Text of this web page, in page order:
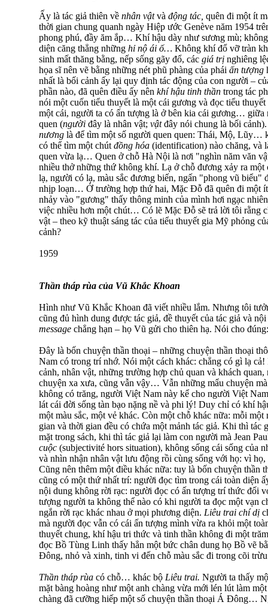
Ấy là tác giả thiên về nhân vậtvà động tác, quên đi một ít
thời gian chung quanh ngày Hiệp ước Genève năm 1954
phong phú, đầy ăm ắp… Khí hậu dày như sương mù;
diện căng thẳng những hỉ nộ ái ố… Không khí đổ vỡ tràn
sinh mất thăng bằng, nếp sống gãy đổ, các giá trị nghiêng
họa sĩ nên vẽ bằng những nét phũ phàng của phái ấn tượng
nhất là bối cảnh ấy lại quy định tác động của con người –
phần nào, đã quên điều ấy nên khí hậu tinh thần trong tác
nói một cuốn tiểu thuyết là một cái gương và đọc tiểu
một cái, người ta có ấn tượng là ở bên kia cái gương…
quen (người đây là nhân vật; vậtđây nói chung là bối
nương là để tìm một số người quen quen: Thái, Mộ, Lũy…
có thể tìm một chút đồng hóa (identification) nào chăng, và
quen vừa lạ… Quen ở chỗ Hà Nội là nơi "nghìn năm văn
nhiều thở những thứ không khí. Lạ ở chỗ đương xảy ra một
lạ, người có lạ, màu sắc đương biến, ngấn "phong vũ biểu"
nhịp loạn… Ở trường hợp thứ hai, Mặc Đỗ đã quên đi một
nhảy vào "gương" thấy thông minh của mình hơi ngạc
việc nhiều hơn một chút… Có lẽ Mặc Đỗ sẽ trả lời tôi rằng
vật – theo kỹ thuật sáng tác của tiểu thuyết gia Mỹ phỏng
cảnh?
1959
Thần tháp rùa của Vũ Khắc Khoan
Hình như Vũ Khắc Khoan đã viết nhiều lắm. Nhưng tôi
cũng đủ hình dung được tác giả, đề thuyết của tác giả và
message chẳng hạn – họ Vũ gửi cho thiên hạ. Nói cho
Đây là bốn chuyện thần thoại – những chuyện thần thoại
Nam có trong trí nhớ. Nói một cách khác: chẳng có gì lạ
cảnh, nhân vật, những trường hợp chủ quan và khách
chuyện xa xưa, cũng vẫn vậy… Vẫn những mẩu chuyện
không có trăng, người Việt Nam này kể cho người Việt
lát cái đời sống tàn bạo nặng nề và phi lý! Duy chỉ có khí
một màu sắc, một vẻ khác. Còn một chỗ khác nữa: mỗi
gian và thời gian đều có chứa một mảnh tác giả. Khi thì tác
mặt trong sách, khi thì tác giả lại làm con người mà Jean
cuộc (subjectivité hors situation), không sống cái sống của
và nhìn nhận nhân vật lưu động rồi cùng sống với họ: vì
Cũng nên thêm một điều khác nữa: tuy là bốn chuyện thần
cũng có một thứ nhất trí: người đọc tìm trong cái toàn diện
nội dung không rời rạc: người đọc có ấn tượng trí thức đối
tượng người ta không thể nào có khi người ta đọc một vạn
ngắn rời rạc khác nhau ở mọi phương diện. Liêu trai chí dị
mà người đọc vẫn có cái ấn tượng mình vừa ra khỏi một
thuyết chung, khí hậu tri thức và tinh thần không đi một
đọc Bồ Tùng Linh thấy hẳn một bức chân dung họ Bồ vẽ
Đông, nhỏ và xinh, tinh vi đến chỗ màu sắc đi trong cõi
Thần tháp rùa có chỗ… khác bộ Liêu trai. Người ta thấy
mặt bàng hoàng như một anh chàng vừa mới lén lút làm
chàng đã cưỡng hiếp một số chuyện thần thoại Á Đông…